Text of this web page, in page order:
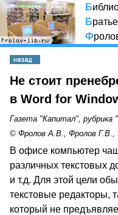
Б
Б
Ф
Не стоит
в Word for
Газета "Капитал", рубрика
© Фролов А.В., Фролов Г.В.,
В офисе компьютер
различных текстовых
и т.д. Для этой цели
текстовые редакторы,
который не